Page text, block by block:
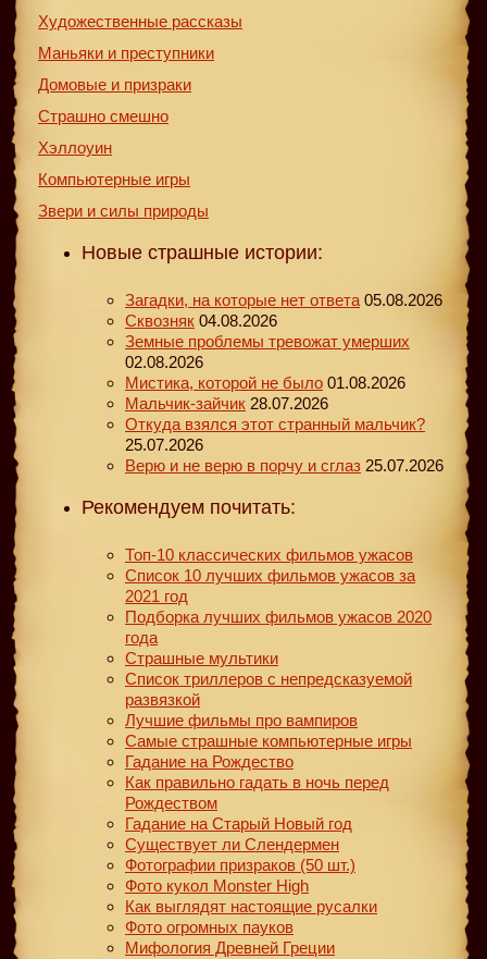
Художественные рассказы
Маньяки и преступники
Домовые и призраки
Страшно смешно
Хэллоуин
Компьютерные игры
Звери и силы природы
Новые страшные истории:
Загадки, на которые нет ответа 05.08.2026
Сквозняк 04.08.2026
Земные проблемы тревожат умерших
02.08.2026
Мистика, которой не было 01.08.2026
Мальчик-зайчик 28.07.2026
Откуда взялся этот странный мальчик?
25.07.2026
Верю и не верю в порчу и сглаз 25.07.2026
Рекомендуем почитать:
Топ-10 классических фильмов ужасов
Список 10 лучших фильмов ужасов за
2021 год
Подборка лучших фильмов ужасов 2020
года
Страшные мультики
Список триллеров с непредсказуемой
развязкой
Лучшие фильмы про вампиров
Самые страшные компьютерные игры
Гадание на Рождество
Как правильно гадать в ночь перед
Рождеством
Гадание на Старый Новый год
Существует ли Слендермен
Фотографии призраков (50 шт.)
Фото кукол Monster High
Как выглядят настоящие русалки
Фото огромных пауков
Мифология Древней Греции